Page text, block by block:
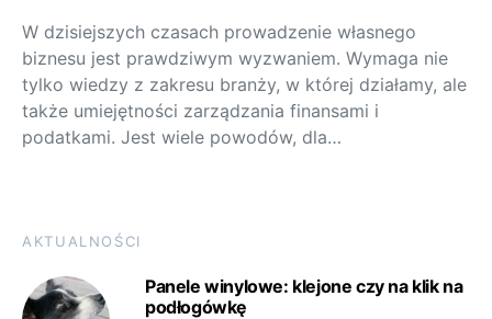
W dzisiejszych czasach prowadzenie własnego
biznesu jest prawdziwym wyzwaniem. Wymaga nie
tylko wiedzy z zakresu branży, w której działamy, ale
także umiejętności zarządzania finansami i
podatkami. Jest wiele powodów, dla…
AKTUALNOŚCI
Panele winylowe: klejone czy na klik na
podłogówkę